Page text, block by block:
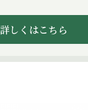
詳しくはこちら